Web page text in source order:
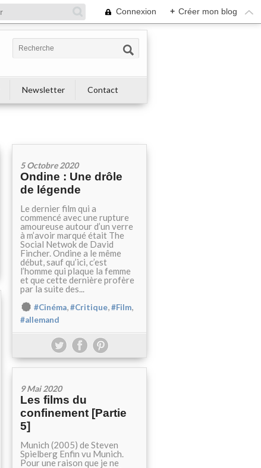
Connexion + Créer mon blog
Newsletter Contact
5 Octobre 2020
Ondine : Une drôle
de légende
Le dernier film qui a
commencé avec une rupture
amoureuse autour d’un verre
à m’avoir marqué était The
Social Netwok de David
Fincher. Ondine a le même
début, sauf qu’ici, c’est
l’homme qui plaque la femme
et que cette dernière profère
par la suite des...
#Cinéma,#Critique,#Film,
#allemand
9 Mai 2020
Les films du
confinement [Partie
5]
Munich (2005) de Steven
Spielberg Enfin vu Munich.
Pour une raison que je ne